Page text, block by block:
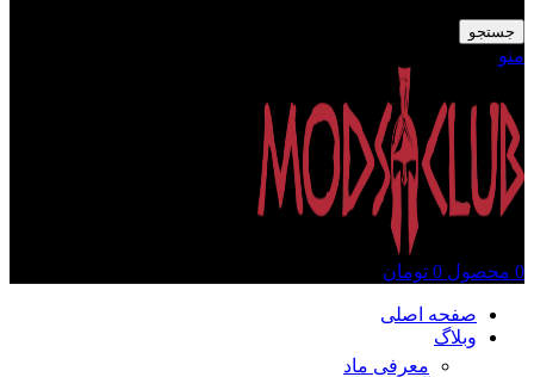
جستجو
منو
0 محصول 0 تومان
صفحه اصلی
وبلاگ
معرفی ماد